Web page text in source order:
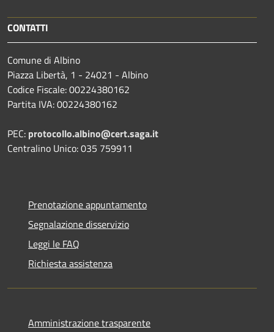
CONTATTI
Comune di Albino
Piazza Libertà, 1 - 24021 - Albino
Codice Fiscale: 00224380162
Partita IVA: 00224380162
PEC: protocollo.albino@cert.saga.it
Centralino Unico: 035 759911
Prenotazione appuntamento
Segnalazione disservizio
Leggi le FAQ
Richiesta assistenza
Amministrazione trasparente